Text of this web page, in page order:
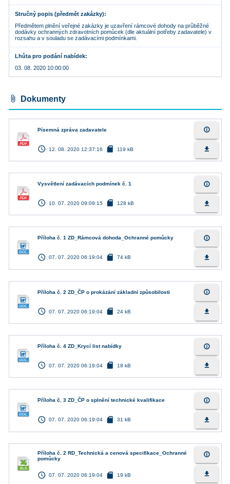
Stručný popis (předmět zakázky)
Předmětem plnění veřejné zakázky je uzavření rámcové dohody na průběžné
dodávky ochranných zdravotních pomůcek (dle aktuální potřeby zadavatele) v
rozsahu a v souladu se zadávacími podmínkami.
Lhůta pro podání nabídek
03. 08. 2020 10:00:00
attach_file Dokumenty
Písemná zpráva zadavatele
access_time 12. 08. 2020 12:37:16 sd_card 119 kB
info_outline
file_download
Vysvětlení zadávacích podmínek č. 1
access_time 10. 07. 2020 09:09:15 sd_card 128 kB
info_outline
file_download
Příloha č. 1 ZD_Rámcová dohoda_Ochranné pomůcky
access_time 07. 07. 2020 06:19:04 sd_card 74 kB
info_outline
file_download
Příloha č. 2 ZD_ČP o prokázání základní způsobilosti
access_time 07. 07. 2020 06:19:04 sd_card 24 kB
info_outline
file_download
Příloha č. 4 ZD_Krycí list nabídky
access_time 07. 07. 2020 06:19:04 sd_card 18 kB
info_outline
file_download
Příloha č. 3 ZD_ČP o splnění technické kvalifikace
access_time 07. 07. 2020 06:19:04 sd_card 31 kB
info_outline
file_download
Příloha č. 2 RD_Technická a cenová specifikace_Ochranné
pomůcky
access_time 07. 07. 2020 06:19:04 sd_card 19 kB
info_outline
file_download